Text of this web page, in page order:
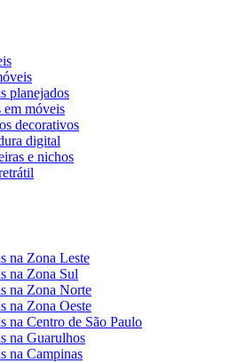
planejados
em móveis
decorativos
digital
e nichos
na Zona Leste
na Zona Sul
na Zona Norte
na Zona Oeste
na Centro de São Paulo
na Guarulhos
na Campinas